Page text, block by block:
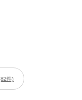
件)